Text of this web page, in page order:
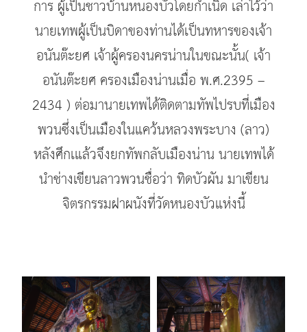
การ ผู้เป็นชาวบ้านหนองบัวโดยกำเนิด เล่าไว้ว่า
นายเทพผู้เป็นบิดาของท่านได้เป็นทหารของเจ้า
อนันต๊ะยศ เจ้าผู้ครองนครน่านในขณะนั้น( เจ้า
อนันต๊ะยศ ครองเมืองน่านเมื่อ พ.ศ.2395 –
2434 ) ต่อมานายเทพได้ติดตามทัพไปรบที่เมือง
พวนซึ่งเป็นเมืองในแคว้นหลวงพระบาง (ลาว)
หลังศึกเแล้วจึงยกทัพกลับเมืองน่าน นายเทพได้
นำช่างเขียนลาวพวนชื่อว่า ทิดบัวผัน มาเขียน
จิตรกรรมฝาผนังที่วัดหนองบัวแห่งนี้